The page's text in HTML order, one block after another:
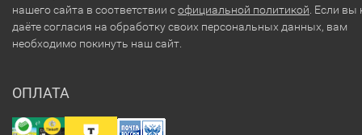
нашего сайта в соответствии софициальной политикой . Если вы
даёте согласия на обработку своих персональных данных, вам
необходимо покинуть наш сайт.
ОПЛАТА